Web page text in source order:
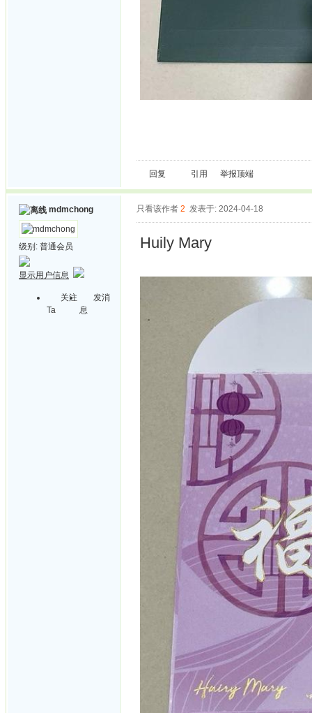
回复 引用 举报顶端
mdmchong
级别: 普通会员
显示用户信息
关注
Ta
发消
息
只看该作者 2 发表于: 2024-04-18
Huily Mary